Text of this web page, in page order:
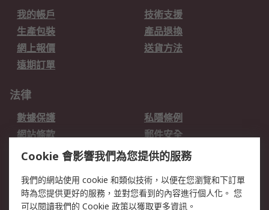
我的帳戶
技術支援
生產包裝
產品退換
網上報價
送貨方法
遠期訂單
法律
數據保護
私隱條例
網站條款
郵件安全
销售条款和条件
關於RS
RS的歷史 關於RS
Cookie 會影響我們為您提供的服務
我們的網站使用 cookie 和類似技術，以便在您瀏覽和下訂單
時為您提供更好的服務，並對您看到的內容進行個人化。 您
可以閱讀我們的 Cookie 政策以獲取更多資訊。